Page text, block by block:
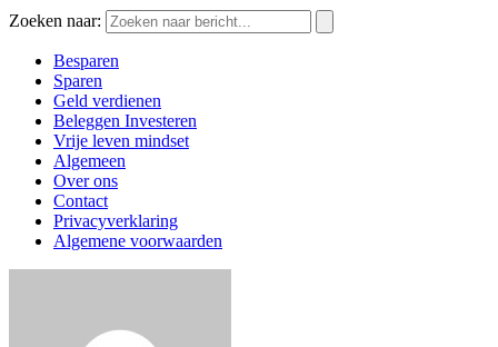
Zoeken naar:
Besparen
Sparen
Geld verdienen
Beleggen Investeren
Vrije leven mindset
Algemeen
Over ons
Contact
Privacyverklaring
Algemene voorwaarden